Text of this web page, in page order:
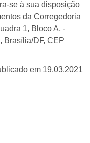
se à sua disposição
da Corregedoria
1, Bloco A, -
Brasília/DF, CEP
em 19.03.2021